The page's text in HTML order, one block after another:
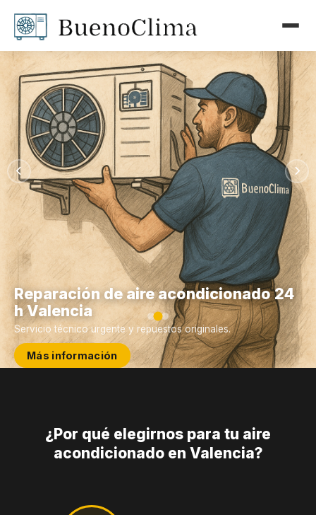
Solicitar presupuesto
Reparación de aire acondicionado 24
h Valencia
Servicio técnico urgente y repuestos originales.
Más información
¿Por qué elegirnos para tu aire
acondicionado en Valencia?